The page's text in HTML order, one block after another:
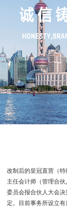
改制后的皇冠直营（
主任会计师（管理合
委员会报合伙人大会
定。目前事务所设立